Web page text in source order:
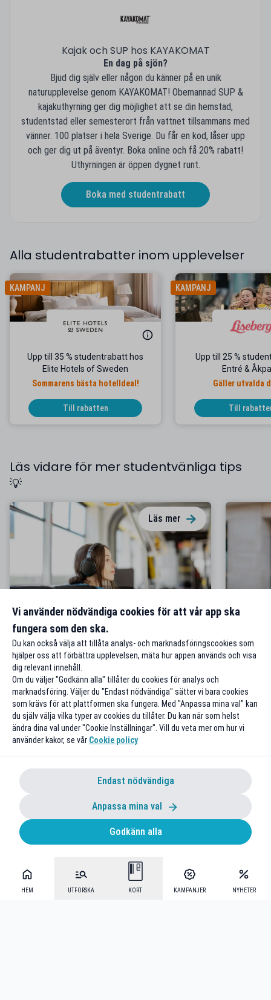
HEM UTFORSKA KORT KAMPANJER NYHETER
Kajak och SUP hos KAYAKOMAT
En dag på sjön?
Bjud dig själv eller någon du känner på en unik
naturupplevelse genom KAYAKOMAT! Obemannad SUP &
kajakuthyrning ger dig möjlighet att se din hemstad,
studentstad eller semesterort från vattnet tillsammans med
vänner. 100 platser i hela Sverige. Du får en kod, låser upp
och ger dig ut på äventyr. Boka online och få 20% rabatt!
Uthyrningen är öppen dygnet runt.
Boka med studentrabatt
Alla studentrabatter inom upplevelser
KAMPANJ
Upp till 35 % studentrabatt hos
Elite Hotels of Sweden
Sommarens bästa hotelldeal!
Till rabatten
KAMPANJ
Upp till 25 %
Entré &
Gäller utvalda
Till
Läs vidare för mer studentvänliga tips
💡
Från 1 juli: Månadskort till halva
studentpriset
Läs mer
Vi använder nödvändiga cookies för att vår app ska
fungera som den ska.
Du kan också välja att tillåta analys- och marknadsföringscookies som
hjälper oss att förbättra upplevelsen, mäta hur appen används och visa
dig relevant innehåll.
Om du väljer "Godkänn alla" tillåter du cookies för analys och
marknadsföring. Väljer du "Endast nödvändiga" sätter vi bara cookies
som krävs för att plattformen ska fungera. Med "Anpassa mina val" kan
du själv välja vilka typer av cookies du tillåter. Du kan när som helst
ändra dina val under "Cookie Inställningar". Vill du veta mer om hur vi
använder kakor, se vår Cookie policy
Endast nödvändiga
Anpassa mina val
Godkänn alla